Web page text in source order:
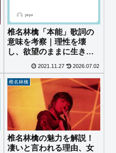
椎名林檎「本能」歌詞の
意味を考察｜理性を壊
し、欲望のままに生きる
衝動とは
2021.11.27 2026.07.02
椎名林檎
椎名林檎の魅力を解説！
凄いと言われる理由、女